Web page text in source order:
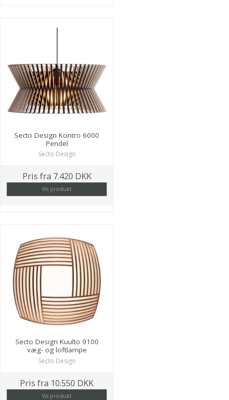
Secto Design Kontro 6000
Pendel
Secto Design
Pris fra 7.420 DKK
Vis produkt
Secto Design Kuulto 9100
væg- og loftlampe
Secto Design
Pris fra 10.550 DKK
Vis produkt